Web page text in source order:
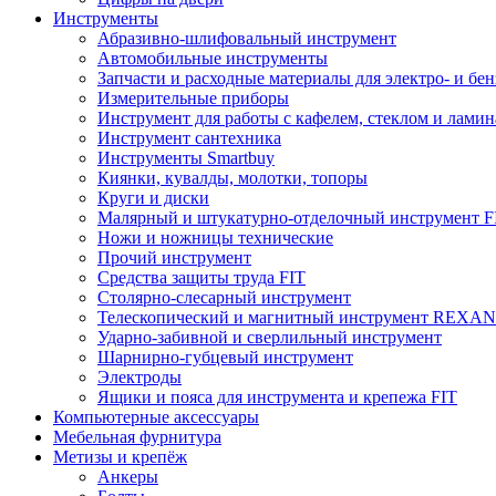
Инструменты
Абразивно-шлифовальный инструмент
Автомобильные инструменты
Запчасти и расходные материалы для электро- и
Измерительные приборы
Инструмент для работы с кафелем, стеклом и
Инструмент сантехника
Инструменты Smartbuy
Киянки, кувалды, молотки, топоры
Круги и диски
Малярный и штукатурно-отделочный инструмент
Ножи и ножницы технические
Прочий инструмент
Средства защиты труда FIT
Столярно-слесарный инструмент
Телескопический и магнитный инструмент
Ударно-забивной и сверлильный инструмент
Шарнирно-губцевый инструмент
Электроды
Ящики и пояса для инструмента и крепежа FIT
Компьютерные аксессуары
Мебельная фурнитура
Метизы и крепёж
Анкеры